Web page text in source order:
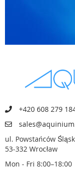
+420 608 279
ul. Powstańców
53-332 Wrocław
Mon - Fri 8:00–18:00